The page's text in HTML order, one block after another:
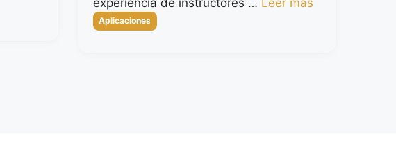
Categorías
Aplicaciones